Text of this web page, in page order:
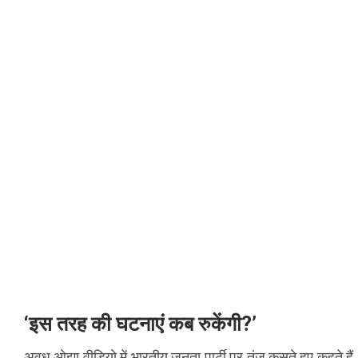
‘इस तरह की घटनाएं कब रुकेंगी?’